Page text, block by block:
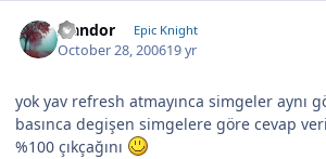
Isandor Epic Knight
October 28, 200619 yr
yok yav refresh atmayınca simgeler aynı
basınca degişen simgelere göre cevap
%100 çıkçağını